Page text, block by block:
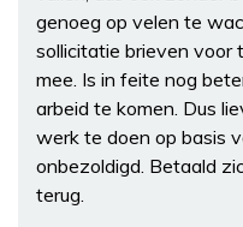
genoeg op velen te
sollicitatie brieven voor
mee. Is in feite nog
arbeid te komen. Dus
werk te doen op basis
onbezoldigd. Betaald
terug.